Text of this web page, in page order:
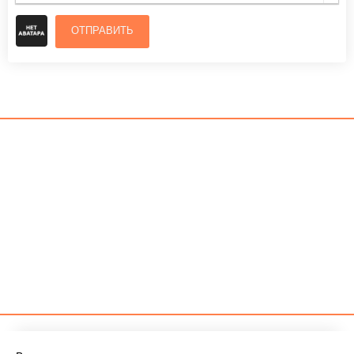
ОТПРАВИТЬ